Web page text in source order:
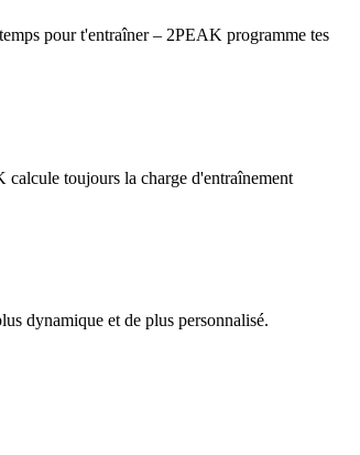
pour t'entraîner – 2PEAK programme tes
toujours la charge d'entraînement
dynamique et de plus personnalisé.